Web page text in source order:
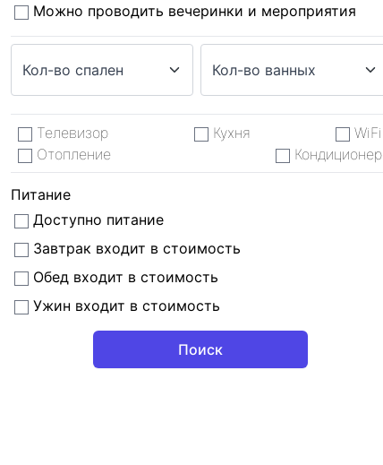
Можно проводить вечеринки и мероприятия
Телевизор Кухня
WiFi
Отопление
Кондиционер
Питание
Доступно питание
Завтрак входит в стоимость
Обед входит в стоимость
Ужин входит в стоимость